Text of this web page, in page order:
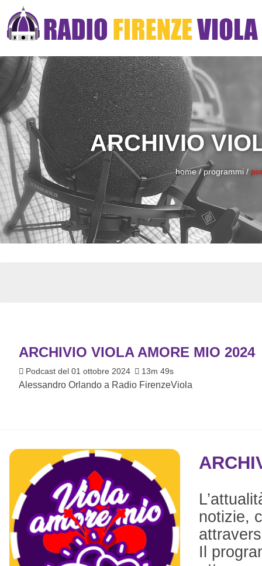
ARCHIVIO
home/programmi/
ARCHIVIO VIOLA AMORE MIO 2024
Podcast del 01 ottobre 2024 13m 49s
Alessandro Orlando a Radio FirenzeViola
notizie,
Il